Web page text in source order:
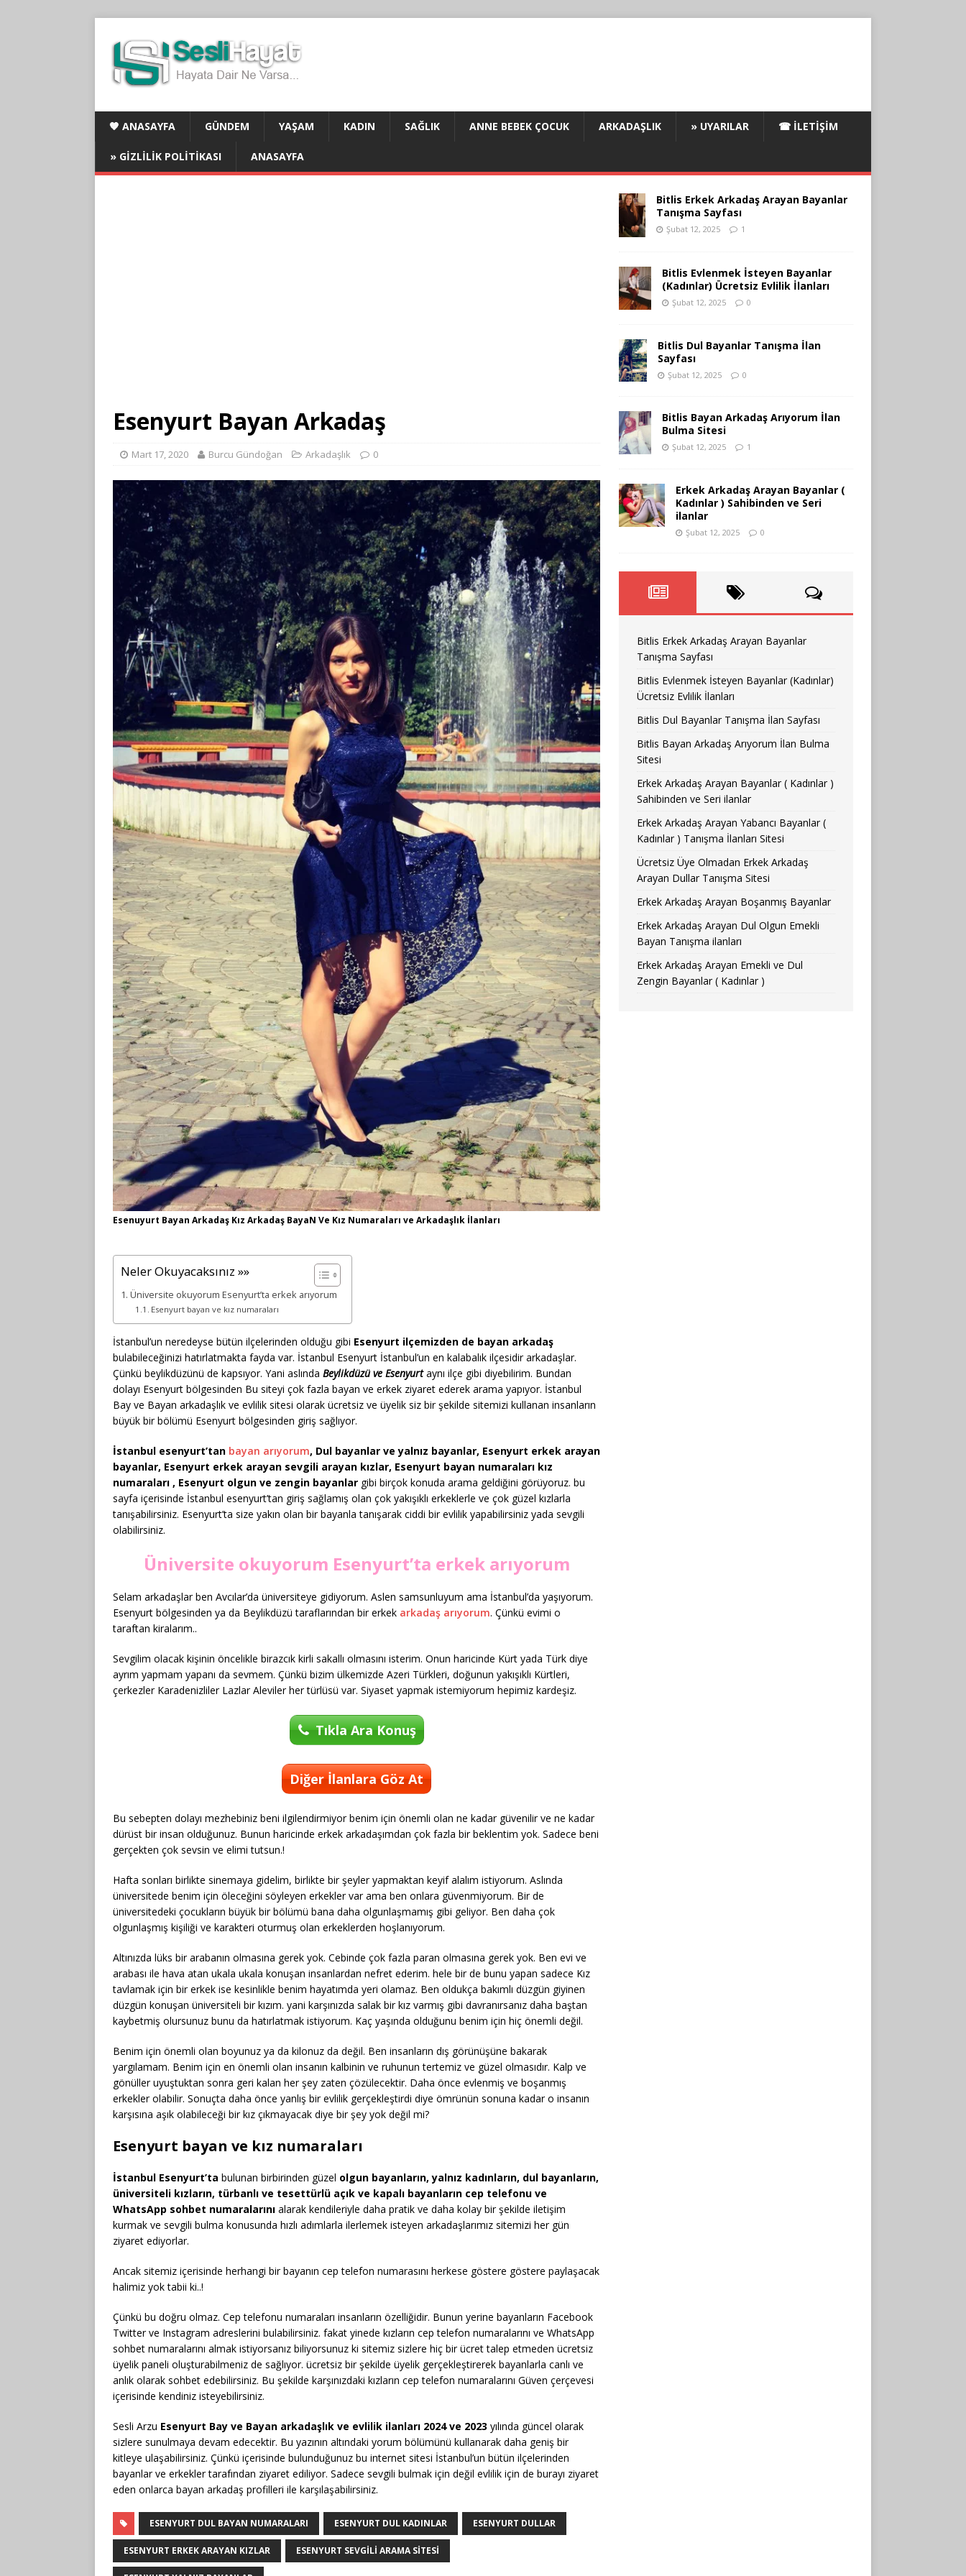
🧡 ANASAYFA GÜNDEM YAŞAM KADIN SAĞLIK ANNE BEBEK ÇOCUK ARKADAŞLIK » UYARILAR ☎ İLETIŞIM
» GIZLILIK POLITIKASI ANASAYFA
Esenyurt Bayan Arkadaş
Mart 17, 2020 Burcu Gündoğan Arkadaşlık 0
Esenuyurt Bayan Arkadaş Kız Arkadaş BayaN Ve Kız Numaraları ve Arkadaşlık İlanları
Neler Okuyacaksınız »»
Üniversite okuyorum Esenyurt’ta erkek arıyorum
Esenyurt bayan ve kız numaraları
İstanbul’un neredeyse bütün ilçelerinden olduğu gibi Esenyurt ilçemizden de bayan arkadaş
bulabileceğinizi hatırlatmakta fayda var. İstanbul Esenyurt İstanbul’un en kalabalık ilçesidir arkadaşlar.
Çünkü beylikdüzünü de kapsıyor. Yani aslında Beylikdüzü ve Esenyurtaynı ilçe gibi diyebilirim. Bundan
dolayı Esenyurt bölgesinden Bu siteyi çok fazla bayan ve erkek ziyaret ederek arama yapıyor. İstanbul
Bay ve Bayan arkadaşlık ve evlilik sitesi olarak ücretsiz ve üyelik siz bir şekilde sitemizi kullanan insanların
büyük bir bölümü Esenyurt bölgesinden giriş sağlıyor.
İstanbul esenyurt’tan bayan arıyorum, Dul bayanlar ve yalnız bayanlar, Esenyurt erkek arayan
bayanlar, Esenyurt erkek arayan sevgili arayan kızlar, Esenyurt bayan numaraları kız
numaraları , Esenyurt olgun ve zengin bayanlar gibi birçok konuda arama geldiğini görüyoruz. bu
sayfa içerisinde İstanbul esenyurt’tan giriş sağlamış olan çok yakışıklı erkeklerle ve çok güzel kızlarla
tanışabilirsiniz. Esenyurt’ta size yakın olan bir bayanla tanışarak ciddi bir evlilik yapabilirsiniz yada sevgili
olabilirsiniz.
Üniversite okuyorum Esenyurt’ta erkek arıyorum
Selam arkadaşlar ben Avcılar’da üniversiteye gidiyorum. Aslen samsunluyum ama İstanbul’da yaşıyorum.
Esenyurt bölgesinden ya da Beylikdüzü taraflarından bir erkek arkadaş arıyorum. Çünkü evimi o
taraftan kiralarım..
Sevgilim olacak kişinin öncelikle birazcık kirli sakallı olmasını isterim. Onun haricinde Kürt yada Türk diye
ayrım yapmam yapanı da sevmem. Çünkü bizim ülkemizde Azeri Türkleri, doğunun yakışıklı Kürtleri,
çerkezler Karadenizliler Lazlar Aleviler her türlüsü var. Siyaset yapmak istemiyorum hepimiz kardeşiz.
Tıkla Ara Konuş
Diğer İlanlara Göz At
Bu sebepten dolayı mezhebiniz beni ilgilendirmiyor benim için önemli olan ne kadar güvenilir ve ne kadar
dürüst bir insan olduğunuz. Bunun haricinde erkek arkadaşımdan çok fazla bir beklentim yok. Sadece beni
gerçekten çok sevsin ve elimi tutsun.!
Hafta sonları birlikte sinemaya gidelim, birlikte bir şeyler yapmaktan keyif alalım istiyorum. Aslında
üniversitede benim için öleceğini söyleyen erkekler var ama ben onlara güvenmiyorum. Bir de
üniversitedeki çocukların büyük bir bölümü bana daha olgunlaşmamış gibi geliyor. Ben daha çok
olgunlaşmış kişiliği ve karakteri oturmuş olan erkeklerden hoşlanıyorum.
Altınızda lüks bir arabanın olmasına gerek yok. Cebinde çok fazla paran olmasına gerek yok. Ben evi ve
arabası ile hava atan ukala ukala konuşan insanlardan nefret ederim. hele bir de bunu yapan sadece Kız
tavlamak için bir erkek ise kesinlikle benim hayatımda yeri olamaz. Ben oldukça bakımlı düzgün giyinen
düzgün konuşan üniversiteli bir kızım. yani karşınızda salak bir kız varmış gibi davranırsanız daha baştan
kaybetmiş olursunuz bunu da hatırlatmak istiyorum. Kaç yaşında olduğunu benim için hiç önemli değil.
Benim için önemli olan boyunuz ya da kilonuz da değil. Ben insanların dış görünüşüne bakarak
yargılamam. Benim için en önemli olan insanın kalbinin ve ruhunun tertemiz ve güzel olmasıdır. Kalp ve
gönüller uyuştuktan sonra geri kalan her şey zaten çözülecektir. Daha önce evlenmiş ve boşanmış
erkekler olabilir. Sonuçta daha önce yanlış bir evlilik gerçekleştirdi diye ömrünün sonuna kadar o insanın
karşısına aşık olabileceği bir kız çıkmayacak diye bir şey yok değil mi?
Esenyurt bayan ve kız numaraları
İstanbul Esenyurt’ta bulunan birbirinden güzel olgun bayanların, yalnız kadınların, dul bayanların,
üniversiteli kızların, türbanlı ve tesettürlü açık ve kapalı bayanların cep telefonu ve
WhatsApp sohbet numaralarını alarak kendileriyle daha pratik ve daha kolay bir şekilde iletişim
kurmak ve sevgili bulma konusunda hızlı adımlarla ilerlemek isteyen arkadaşlarımız sitemizi her gün
ziyaret ediyorlar.
Ancak sitemiz içerisinde herhangi bir bayanın cep telefon numarasını herkese göstere göstere paylaşacak
halimiz yok tabii ki..!
Çünkü bu doğru olmaz. Cep telefonu numaraları insanların özelliğidir. Bunun yerine bayanların Facebook
Twitter ve Instagram adreslerini bulabilirsiniz. fakat yinede kızların cep telefon numaralarını ve WhatsApp
sohbet numaralarını almak istiyorsanız biliyorsunuz ki sitemiz sizlere hiç bir ücret talep etmeden ücretsiz
üyelik paneli oluşturabilmeniz de sağlıyor. ücretsiz bir şekilde üyelik gerçekleştirerek bayanlarla canlı ve
anlık olarak sohbet edebilirsiniz. Bu şekilde karşınızdaki kızların cep telefon numaralarını Güven çerçevesi
içerisinde kendiniz isteyebilirsiniz.
Sesli Arzu Esenyurt Bay ve Bayan arkadaşlık ve evlilik ilanları 2024 ve 2023 yılında güncel olarak
sizlere sunulmaya devam edecektir. Bu yazının altındaki yorum bölümünü kullanarak daha geniş bir
kitleye ulaşabilirsiniz. Çünkü içerisinde bulunduğunuz bu internet sitesi İstanbul’un bütün ilçelerinden
bayanlar ve erkekler tarafından ziyaret ediliyor. Sadece sevgili bulmak için değil evlilik için de burayı ziyaret
eden onlarca bayan arkadaş profilleri ile karşılaşabilirsiniz.
ESENYURT DUL BAYAN NUMARALARI ESENYURT DUL KADINLAR ESENYURT DULLAR
ESENYURT ERKEK ARAYAN KIZLAR ESENYURT SEVGILI ARAMA SITESI
Bitlis Erkek Arkadaş Arayan Bayanlar
Tanışma Sayfası
Şubat 12, 2025 1
Bitlis Evlenmek İsteyen Bayanlar
(Kadınlar) Ücretsiz Evlilik İlanları
Şubat 12, 2025 0
Bitlis Dul Bayanlar Tanışma İlan
Sayfası
Şubat 12, 2025 0
Bitlis Bayan Arkadaş Arıyorum İlan
Bulma Sitesi
Şubat 12, 2025 1
Erkek Arkadaş Arayan Bayanlar (
Kadınlar ) Sahibinden ve Seri
ilanlar
Şubat 12, 2025 0
Bitlis Erkek Arkadaş Arayan Bayanlar
Tanışma Sayfası
Bitlis Evlenmek İsteyen Bayanlar (Kadınlar)
Ücretsiz Evlilik İlanları
Bitlis Dul Bayanlar Tanışma İlan Sayfası
Bitlis Bayan Arkadaş Arıyorum İlan Bulma
Sitesi
Erkek Arkadaş Arayan Bayanlar ( Kadınlar )
Sahibinden ve Seri ilanlar
Erkek Arkadaş Arayan Yabancı Bayanlar (
Kadınlar ) Tanışma İlanları Sitesi
Ücretsiz Üye Olmadan Erkek Arkadaş
Arayan Dullar Tanışma Sitesi
Erkek Arkadaş Arayan Boşanmış Bayanlar
Erkek Arkadaş Arayan Dul Olgun Emekli
Bayan Tanışma ilanları
Erkek Arkadaş Arayan Emekli ve Dul
Zengin Bayanlar ( Kadınlar )